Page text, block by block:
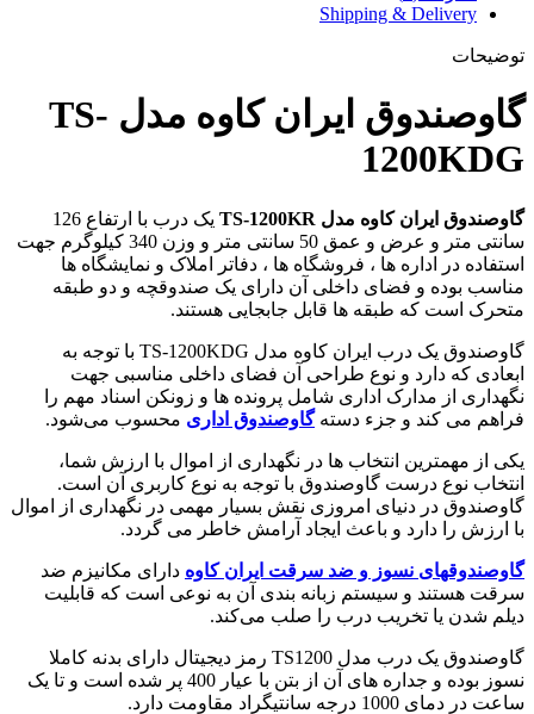
Shipping & Delivery
توضیحات
گاوصندوق ایران کاوه مدل TS-
1200KDG
گاوصندوق ایران کاوه مدل TS-1200KR
یک درب با ارتفاع 126
سانتی متر و عرض و عمق 50 سانتی متر و وزن 340 کیلوگرم جهت
استفاده در اداره ها ، فروشگاه ها ، دفاتر املاک و نمایشگاه ها
مناسب بوده و فضای داخلی آن دارای یک صندوقچه و دو طبقه
متحرک است که طبقه ها‌ قابل جابجایی هستند.
گاوصندوق یک درب ایران کاوه مدل TS-1200KDG با توجه به
ابعادی که دارد و نوع طراحی آن فضای داخلی مناسبی جهت
نگهداری از مدارک اداری شامل پرونده ها و زونکن اسناد مهم را
فراهم می کند و جزء دستهگاوصندوق اداری محسوب می‌شود.
یکی از مهمترین انتخاب ها در نگهداری از اموال با ارزش شما،
انتخاب نوع درست گاوصندوق با توجه به نوع کاربری آن است.
گاوصندوق در دنیای امروزی نقش بسیار مهمی در نگهداری از اموال
با ارزش را دارد و باعث ایجاد آرامش خاطر می گردد.
گاوصندوقهای نسوز و ضد سرقت ایران کاوه دارای مکانیزم ضد
سرقت هستند و سیستم زبانه بندی آن به نوعی است که قابلیت
دیلم شدن یا تخریب درب را صلب می‌کند.
گاوصندوق یک درب مدل TS1200 رمز دیجیتال دارای بدنه کاملا
نسوز بوده و جداره های آن از بتن با عیار 400 پر شده است و تا یک
ساعت در دمای 1000 درجه سانتیگراد مقاومت دارد.